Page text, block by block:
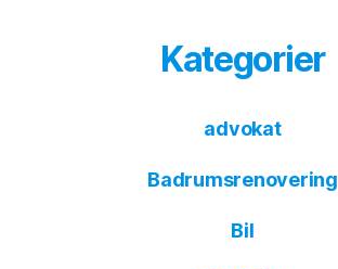
Kategorier
advokat
Badrumsrenovering
Bil